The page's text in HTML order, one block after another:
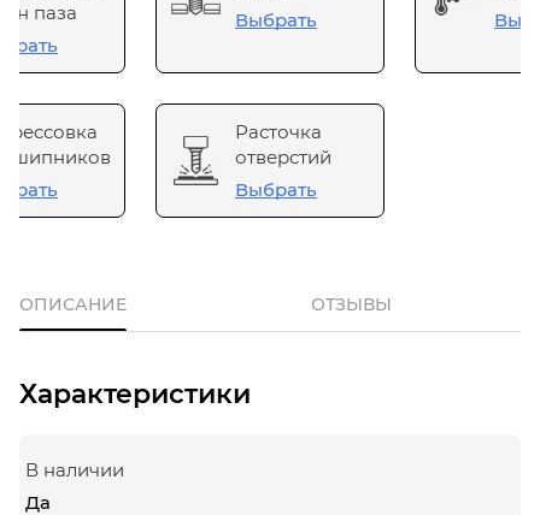
паза
Выбрать
Расточка
отверстий
Выбрать
ОПИСАНИЕ ОТЗЫВЫ
Характеристики
В наличии
Да